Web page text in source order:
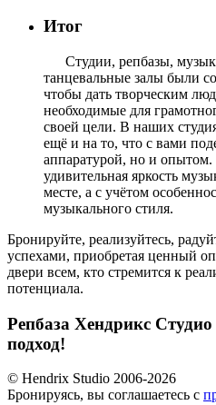
Итог
Студии, репбазы,
танцевальные залы были
чтобы дать творческим
необходимые для
своей цели. В наших
ещё и на то, что с вами
аппаратурой, но и опытом.
удивительная яркость
месте, а с учётом
музыкального стиля.
Бронируйте, реализуйтесь,
успехами, приобретая ценный
двери всем, кто стремится к
потенциала.
Репбаза Хендрикс
подход!
© Hendrix Studio 2006-2026
Бронируясь, вы соглашаетесь с